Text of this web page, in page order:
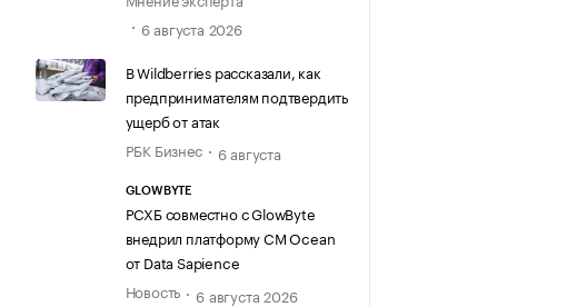
6 августа 2026
В Wildberries рассказали, как
предпринимателям подтвердить
ущерб от атак
РБК Бизнес
6 августа
GLOWBYTE
РСХБ совместно с GlowByte
внедрил платформу CM Ocean
от Data Sapience
Новость
6 августа 2026